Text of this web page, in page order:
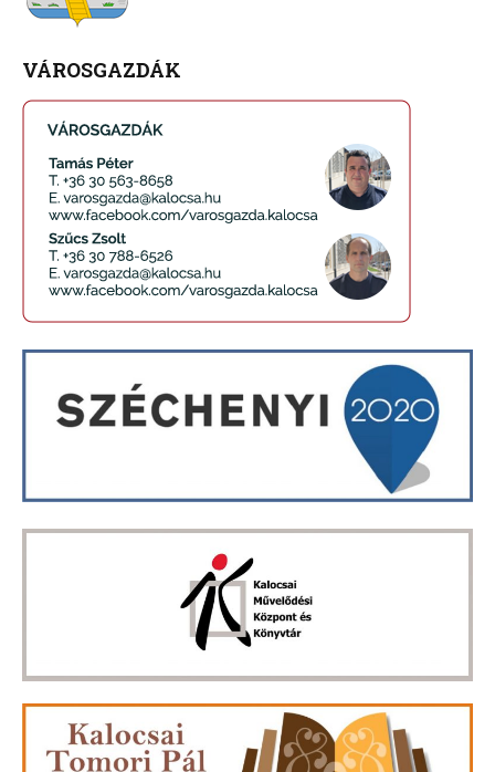
VÁROSGAZDÁK